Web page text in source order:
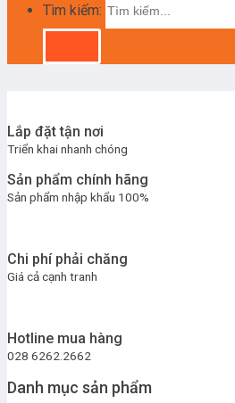
Tìm kiếm:
Lắp đặt tận nơi
Triển khai nhanh chóng
Sản phẩm chính hãng
Sản phẩm nhập khẩu 100%
Chi phí phải chăng
Giá cả cạnh tranh
Hotline mua hàng
028 6262.2662
Danh mục sản phẩm